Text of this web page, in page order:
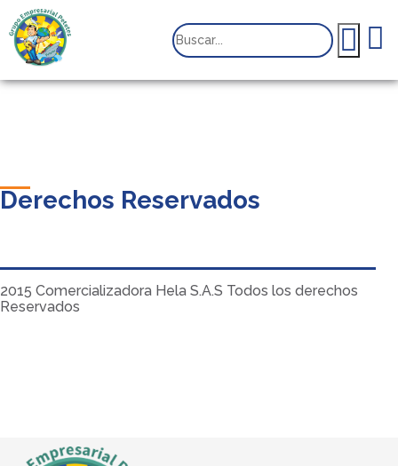
Derechos Reservados
2015 Comercializadora Hela S.A.S Todos los derechos
Reservados